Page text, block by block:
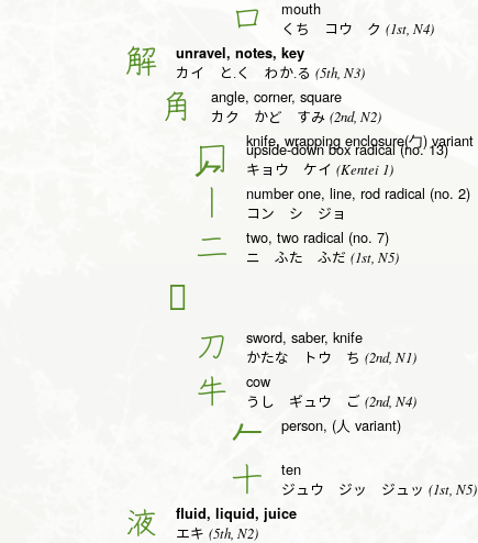
口
mouth
くち コウ ク (1st, N4)
解 unravel, notes, key
カイ と.く わか.る (5th, N3)
角 angle, corner, square
カク かど すみ (2nd, N2)
knife, wrapping enclosure(勹) variant
冂 upside-down box radical (no. 13)
キョウ ケイ (Kentei 1)
number one, line, rod radical (no. 2)
コン シ ジョ
二 two, two radical (no. 7)
ニ ふた ふだ (1st, N5)
𭷔
刀 sword, saber, knife
かたな トウ ち (2nd, N1)
牛 cow
うし ギュウ ご (2nd, N4)
𠂉 person, (人 variant)
十 ten
ジュウ ジッ ジュッ (1st, N5)
液 fluid, liquid, juice
エキ (5th, N2)